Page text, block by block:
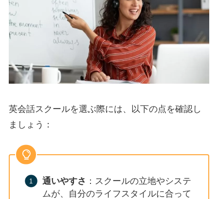
英会話スクールを選ぶ際には、以下の点を確認し
ましょう：
通いやすさ ：スクールの立地やシステ
ムが、自分のライフスタイルに合って